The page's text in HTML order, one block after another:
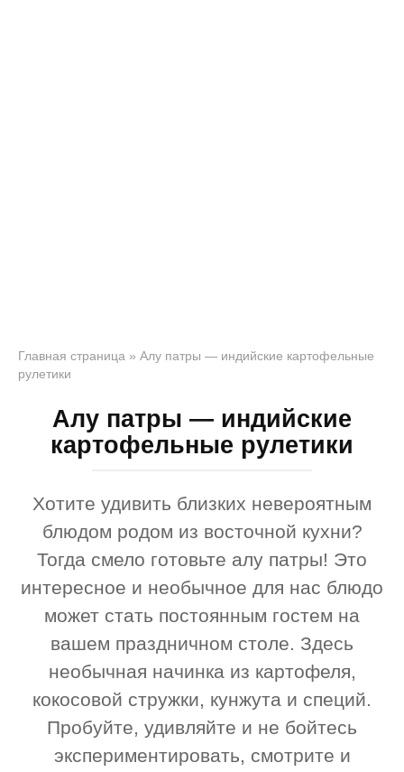
Главная страница » Алу патры — индийские картофельные
рулетики
Алу патры — индийские
картофельные рулетики
Хотите удивить близких невероятным
блюдом родом из восточной кухни?
Тогда смело готовьте алу патры! Это
интересное и необычное для нас блюдо
может стать постоянным гостем на
вашем праздничном столе. Здесь
необычная начинка из картофеля,
кокосовой стружки, кунжута и специй.
Пробуйте, удивляйте и не бойтесь
экспериментировать, смотрите и